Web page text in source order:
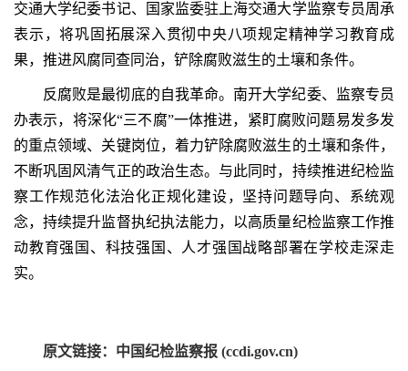
交通大学纪委书记、国家监委驻上海交通大学监察专员周承
表示，将巩固拓展深入贯彻中央八项规定精神学习教育成
果，推进风腐同查同治，铲除腐败滋生的土壤和条件。
反腐败是最彻底的自我革命。南开大学纪委、监察专员
办表示，将深化“三不腐”一体推进，紧盯腐败问题易发多发
的重点领域、关键岗位，着力铲除腐败滋生的土壤和条件，
不断巩固风清气正的政治生态。与此同时，持续推进纪检监
察工作规范化法治化正规化建设，坚持问题导向、系统观
念，持续提升监督执纪执法能力，以高质量纪检监察工作推
动教育强国、科技强国、人才强国战略部署在学校走深走
实。
原文链接：中国纪检监察报 (ccdi.gov.cn)